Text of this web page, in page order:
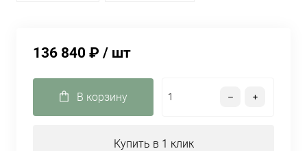
136 840 ₽ / шт
В корзину
Купить в 1 клик